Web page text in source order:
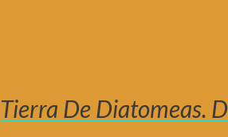
Tierra De Diatomeas.